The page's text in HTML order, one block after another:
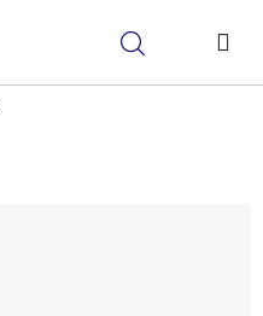
Hledat